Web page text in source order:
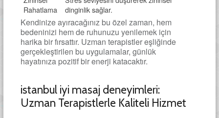
Rahatlama
dinginlik sağlar.
Kendinize ayıracağınız bu özel zaman, hem
bedeninizi hem de ruhunuzu yenilemek için
harika bir fırsattır. Uzman terapistler eşliğinde
gerçekleştirilen bu uygulamalar, günlük
hayatınıza pozitif bir enerji katacaktır.
istanbul iyi masaj deneyimleri:
Uzman Terapistlerle Kaliteli Hizmet